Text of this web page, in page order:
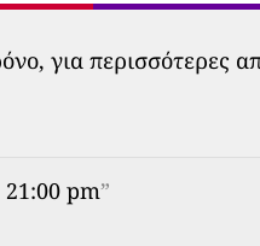
για περισσότερες
pm”